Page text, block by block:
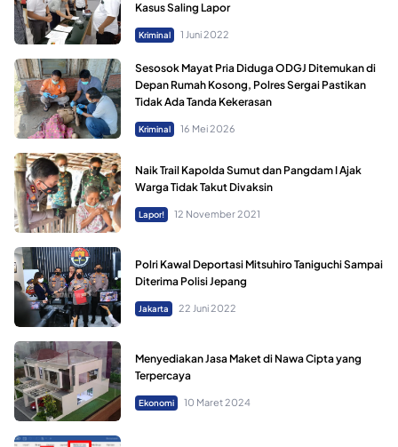
Kasus Saling Lapor
Kriminal 1 Juni 2022
Sesosok Mayat Pria Diduga ODGJ Ditemukan di
Depan Rumah Kosong, Polres Sergai Pastikan
Tidak Ada Tanda Kekerasan
Kriminal 16 Mei 2026
Naik Trail Kapolda Sumut dan Pangdam I Ajak
Warga Tidak Takut Divaksin
Lapor! 12 November 2021
Polri Kawal Deportasi Mitsuhiro Taniguchi Sampai
Diterima Polisi Jepang
Jakarta 22 Juni 2022
Menyediakan Jasa Maket di Nawa Cipta yang
Terpercaya
Ekonomi 10 Maret 2024